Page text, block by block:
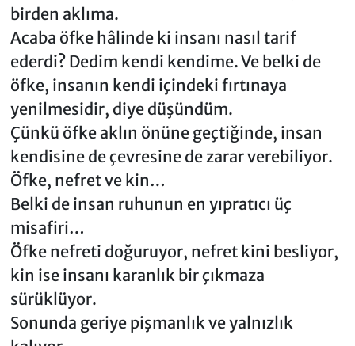
birden aklıma.
Acaba öfke hâlinde ki insanı nasıl tarif
ederdi? Dedim kendi kendime. Ve belki de
öfke, insanın kendi içindeki fırtınaya
yenilmesidir, diye düşündüm.
Çünkü öfke aklın önüne geçtiğinde, insan
kendisine de çevresine de zarar verebiliyor.
Öfke, nefret ve kin…
Belki de insan ruhunun en yıpratıcı üç
misafiri…
Öfke nefreti doğuruyor, nefret kini besliyor,
kin ise insanı karanlık bir çıkmaza
sürüklüyor.
Sonunda geriye pişmanlık ve yalnızlık